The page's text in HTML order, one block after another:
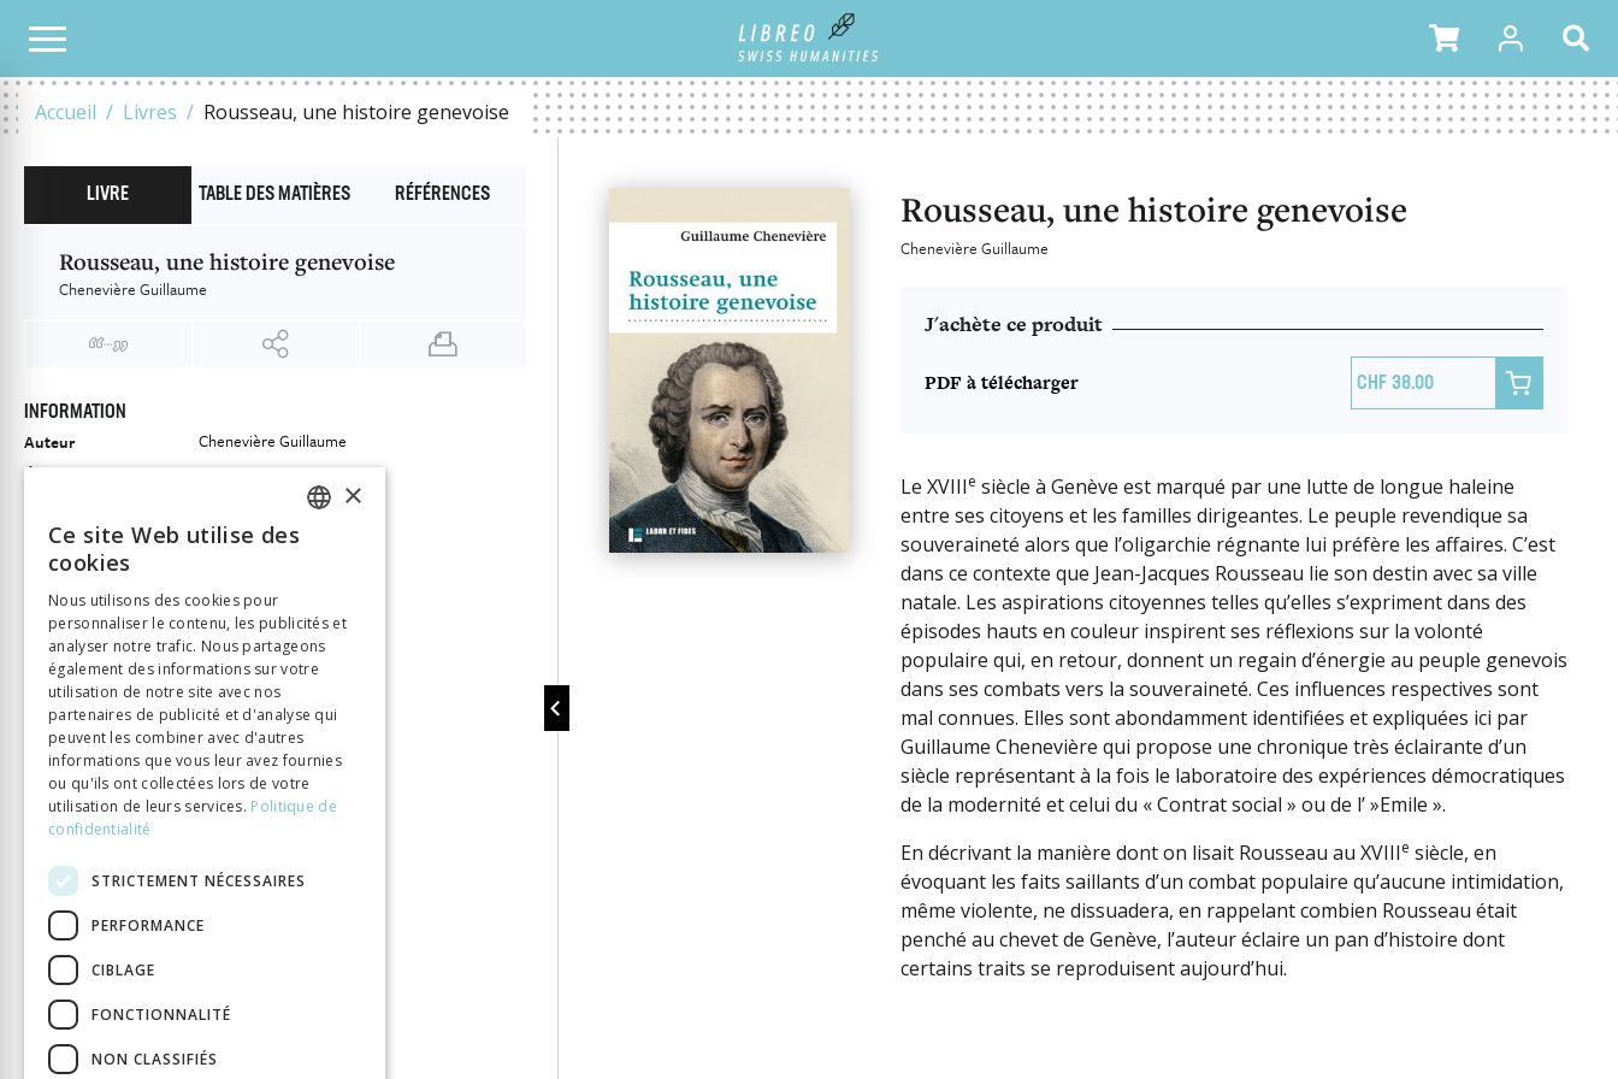
Accueil Livres Rousseau, une histoire genevoise
NOTRE CATALOGUE
Rousseau, une histoire genevoise
Chenevière Guillaume
J'achète ce produit
PDF à télécharger 38.00 
Le XVIIIe siècle à Genève est marqué par une lutte de longue haleine
entre ses citoyens et les familles dirigeantes. Le peuple revendique sa
souveraineté alors que l’oligarchie régnante lui préfère les affaires. C’est
dans ce contexte que Jean-Jacques Rousseau lie son destin avec sa ville
natale. Les aspirations citoyennes telles qu’elles s’expriment dans des
épisodes hauts en couleur inspirent ses réflexions sur la volonté
populaire qui, en retour, donnent un regain d’énergie au peuple genevois
dans ses combats vers la souveraineté. Ces influences respectives sont
mal connues. Elles sont abondamment identifiées et expliquées ici par
Guillaume Chenevière qui propose une chronique très éclairante d’un
siècle représentant à la fois le laboratoire des expériences démocratiques
de la modernité et celui du « Contrat social » ou de l’ »Emile ».
En décrivant la manière dont on lisait Rousseau au XVIIIe siècle, en
évoquant les faits saillants d’un combat populaire qu’aucune intimidation,
même violente, ne dissuadera, en rappelant combien Rousseau était
penché au chevet de Genève, l’auteur éclaire un pan d’histoire dont
certains traits se reproduisent aujourd’hui.
LIVRE TABLE DES MATIÈRES RÉFÉRENCES
Rousseau, une histoire genevoise
Chenevière Guillaume
INFORMATION
Auteur
Chenevière Guillaume
Éditeur
Labor et Fides
Langue
Français
Nombre de pages
Parution
15 févr. 2012
Thème
Lumières
Format
14.8 x 22.5
Type de livre
Monographie
ITALIAN
×
Ce site Web utilise des
cookies
Nous utilisons des cookies pour
personnaliser le contenu, les publicités et
analyser notre trafic. Nous partageons
également des informations sur votre
utilisation de notre site avec nos
partenaires de publicité et d'analyse qui
peuvent les combiner avec d'autres
informations que vous leur avez fournies
ou qu'ils ont collectées lors de votre
utilisation de leurs services. Politique de
confidentialité
STRICTEMENT NÉCESSAIRES
PERFORMANCE
CIBLAGE
FONCTIONNALITÉ
NON CLASSIFIÉS